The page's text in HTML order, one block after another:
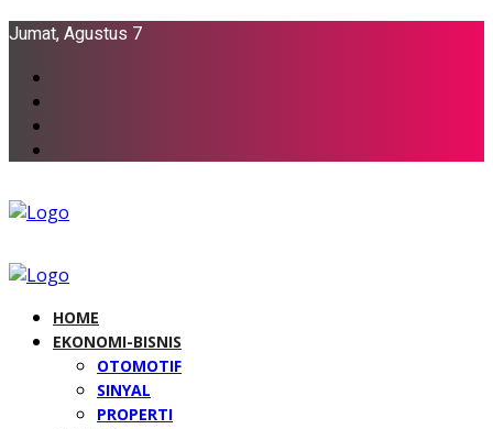
Jumat, Agustus 7
HOME
EKONOMI-BISNIS
OTOMOTIF
SINYAL
PROPERTI